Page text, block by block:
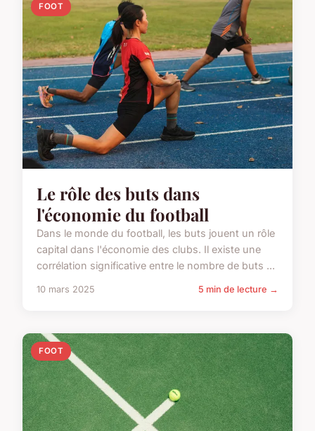
FOOT
Le rôle des buts dans
l'économie du football
Dans le monde du football, les buts jouent un rôle
capital dans l'économie des clubs. Il existe une
corrélation significative entre le nombre de buts ...
10 mars 2025 5 min de lecture →
FOOT